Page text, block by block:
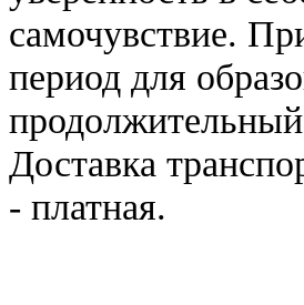
самочувствие.
период для
Доставка
- платная.